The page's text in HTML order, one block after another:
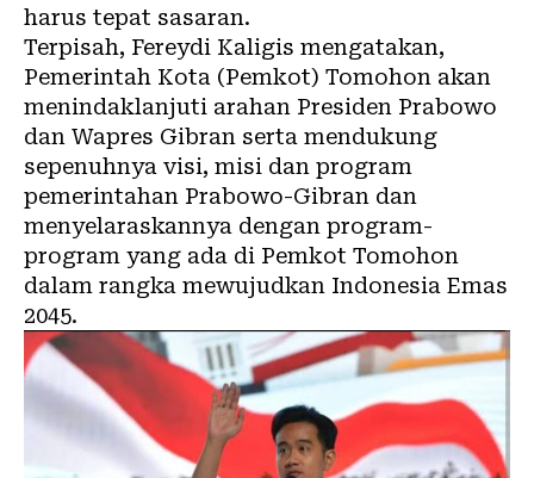
harus tepat sasaran.
Terpisah, Fereydi Kaligis mengatakan,
Pemerintah Kota (Pemkot) Tomohon akan
menindaklanjuti arahan Presiden Prabowo
dan Wapres Gibran serta mendukung
sepenuhnya visi, misi dan program
pemerintahan Prabowo-Gibran dan
menyelaraskannya dengan program-
program yang ada di Pemkot Tomohon
dalam rangka mewujudkan Indonesia Emas
2045.